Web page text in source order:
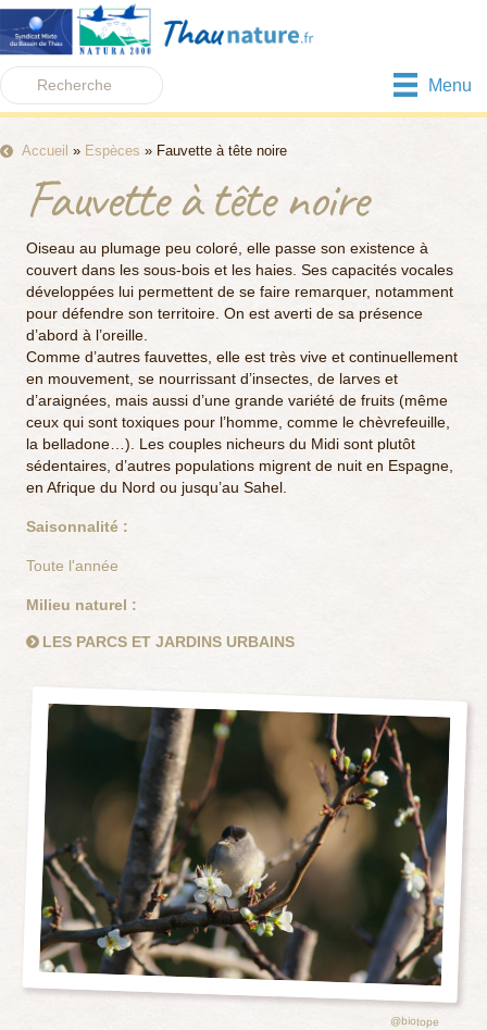
Menu
Accueil » Espèces » Fauvette à tête noire
Fauvette à tête noire
Oiseau au plumage peu coloré, elle passe son existence à
couvert dans les sous-bois et les haies. Ses capacités vocales
développées lui permettent de se faire remarquer, notamment
pour défendre son territoire. On est averti de sa présence
d’abord à l’oreille.
Comme d’autres fauvettes, elle est très vive et continuellement
en mouvement, se nourrissant d’insectes, de larves et
d’araignées, mais aussi d’une grande variété de fruits (même
ceux qui sont toxiques pour l’homme, comme le chèvrefeuille,
la belladone…). Les couples nicheurs du Midi sont plutôt
sédentaires, d’autres populations migrent de nuit en Espagne,
en Afrique du Nord ou jusqu’au Sahel.
Saisonnalité :
Toute l'année
Milieu naturel :
LES PARCS ET JARDINS URBAINS
@biotope